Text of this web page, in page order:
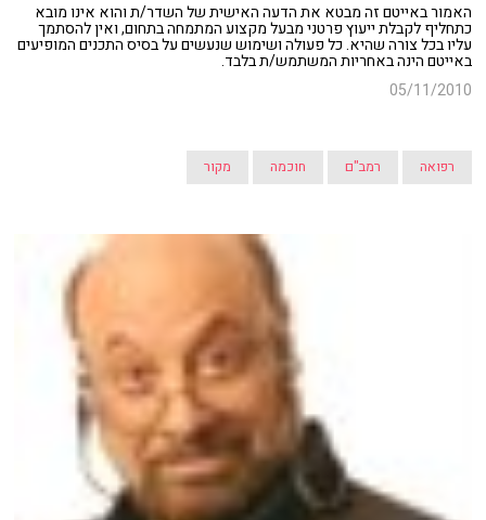
האמור באייטם זה מבטא את הדעה האישית של השדר/ת והוא אינו מובא
כתחליף לקבלת ייעוץ פרטני מבעל מקצוע המתמחה בתחום, ואין להסתמך
עליו בכל צורה שהיא. כל פעולה ושימוש שנעשים על בסיס התכנים המופיעים
באייטם הינה באחריות המשתמש/ת בלבד.
05/11/2010
רפואה רמב"ם חוכמה מקור